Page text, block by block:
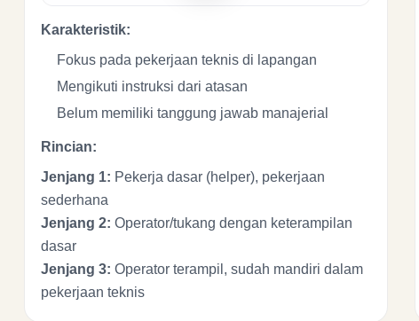
Karakteristik:
Fokus pada pekerjaan teknis di lapangan
Mengikuti instruksi dari atasan
Belum memiliki tanggung jawab manajerial
Rincian:
Jenjang 1: Pekerja dasar (helper), pekerjaan
sederhana
Jenjang 2: Operator/tukang dengan keterampilan
dasar
Jenjang 3: Operator terampil, sudah mandiri dalam
pekerjaan teknis